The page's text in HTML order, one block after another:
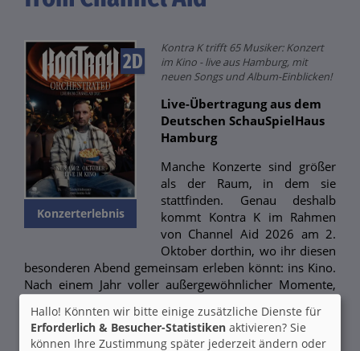
2D
Konzerterlebnis
Kontra K trifft 65 Musiker: Konzert
im Kino - live aus Hamburg, mit
neuen Songs und Album-Einblicken!
Live-Übertragung aus dem
Deutschen SchauSpielHaus
Hamburg
Manche Konzerte sind größer
als der Raum, in dem sie
stattfinden. Genau deshalb
kommt Kontra K im Rahmen
von Channel Aid 2026 am 2.
Oktober dorthin, wo ihr diesen
besonderen Abend gemeinsam erleben könnt: ins Kino.
Nach einem Jahr voller außergewöhnlicher Momente,
deutschsprachigen Album des Jahres wagt er etwas, das
es so noch nicht gegeben hat. Sein Konzert wird live aus
Hallo! Könnten wir bitte einige zusätzliche Dienste für
Erforderlich & Besucher-Statistiken aktivieren? Sie
können Ihre Zustimmung später jederzeit ändern oder